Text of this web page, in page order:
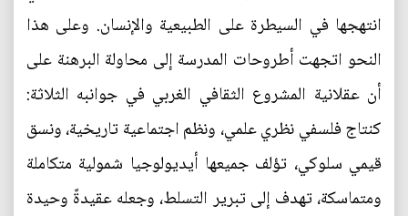
انتهجها في السيطرة على الطبيعية والإنسان. وعلى هذا
النحو اتجهت أطروحات المدرسة إلى محاولة البرهنة على
أن عقلانية المشروع الثقافي الغربي في جوانبه الثلاثة:
كنتاج فلسفي نظري علمي، ونظم اجتماعية تاريخية، ونسق
قيمي سلوكي، تؤلف جميعها أيديولوجيا شمولية متكاملة
ومتماسكة، تهدف إلى تبرير التسلط، وجعله عقيدةً وحيدة